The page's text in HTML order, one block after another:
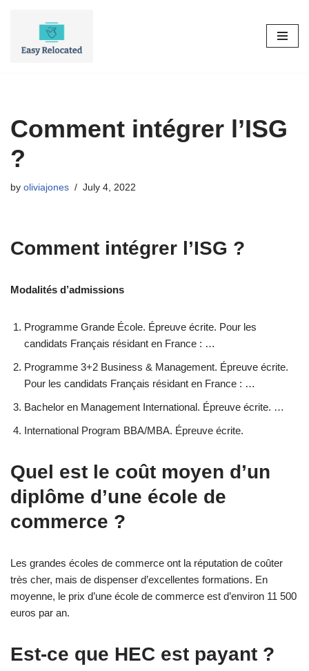
Comment intégrer l’ISG
?
by oliviajones July 4, 2022
Comment intégrer l’ISG ?
Modalités d’admissions
Programme Grande École. Épreuve écrite. Pour les
candidats Français résidant en France : …
Programme 3+2 Business & Management. Épreuve écrite.
Pour les candidats Français résidant en France : …
Bachelor en Management International. Épreuve écrite. …
International Program BBA/MBA. Épreuve écrite.
Quel est le coût moyen d’un
diplôme d’une école de
commerce ?
Les grandes écoles de commerce ont la réputation de coûter
très cher, mais de dispenser d’excellentes formations. En
moyenne, le prix d’une école de commerce est d’environ 11 500
euros par an.
Est-ce que HEC est payant ?